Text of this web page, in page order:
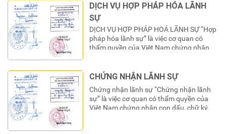
DỊCH VỤ HỢP PHÁP HÓA LÃNH
SỰ
DỊCH VỤ HỢP PHÁP HOÁ LÃNH SỰ “Hợp
pháp hóa lãnh sự” là việc cơ quan có
thẩm quyền của Việt Nam chứng nhận
đó được công nhận và sử dụng tại Việt
CHỨNG NHẬN LÃNH SỰ
Chứng nhận lãnh sự “Chứng nhận lãnh
sự” là việc cơ quan có thẩm quyền của
Việt Nam chứng nhận con dấu, chữ ký,